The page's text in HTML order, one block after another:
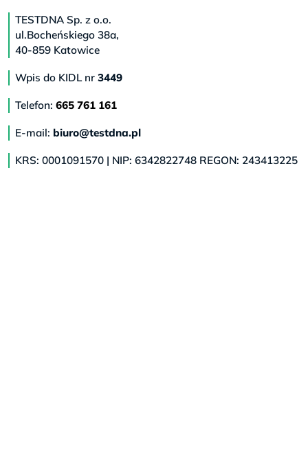
TESTDNA Sp. z o.o.
ul.Bocheńskiego 38a,
40-859 Katowice
Wpis do KIDL nr 3449
Telefon: 665 761 161
E-mail: biuro@testdna.pl
KRS: 0001091570 | NIP: 6342822748 REGON: 243413225